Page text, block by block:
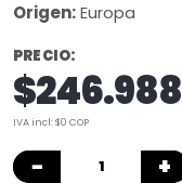
Origen:Europa
PRECIO:
$246.988
IVA incl: $0 COP
− +